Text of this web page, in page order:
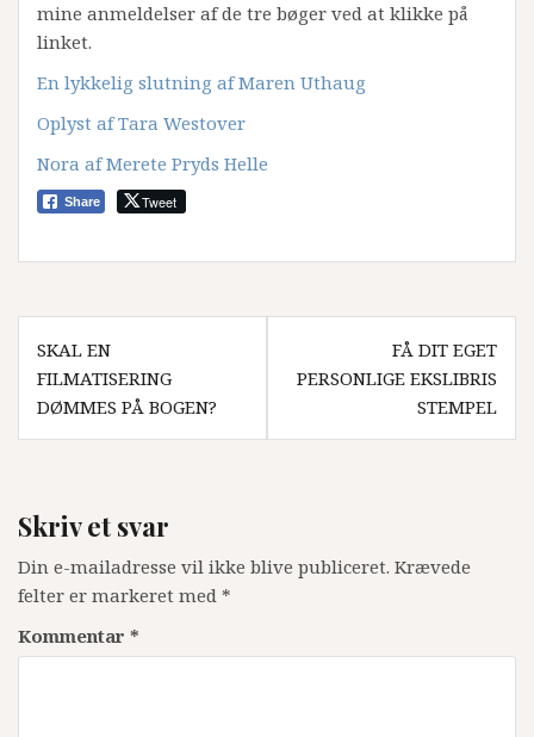
mine anmeldelser af de tre bøger ved at klikke på
linket.
En lykkelig slutning af Maren Uthaug
Oplyst af Tara Westover
Nora af Merete Pryds Helle
Share Tweet
Indlægsnavigation
SKAL EN
FILMATISERING
DØMMES PÅ BOGEN?
FÅ DIT EGET
PERSONLIGE EKSLIBRIS
STEMPEL
Skriv et svar
Din e-mailadresse vil ikke blive publiceret. Krævede
felter er markeret med *
Kommentar *